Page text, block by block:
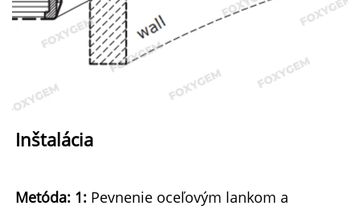
Inštalácia
Metóda: 1: Pevnenie oceľovým lankom a